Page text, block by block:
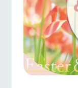
営業時
間・料金
交通アク
セス
よくいた
だく質問
ン
牧場の
知り尽
理人が
ブログ
お問い合わせ・
生産品カタログ
English (Google
イベント/フェア